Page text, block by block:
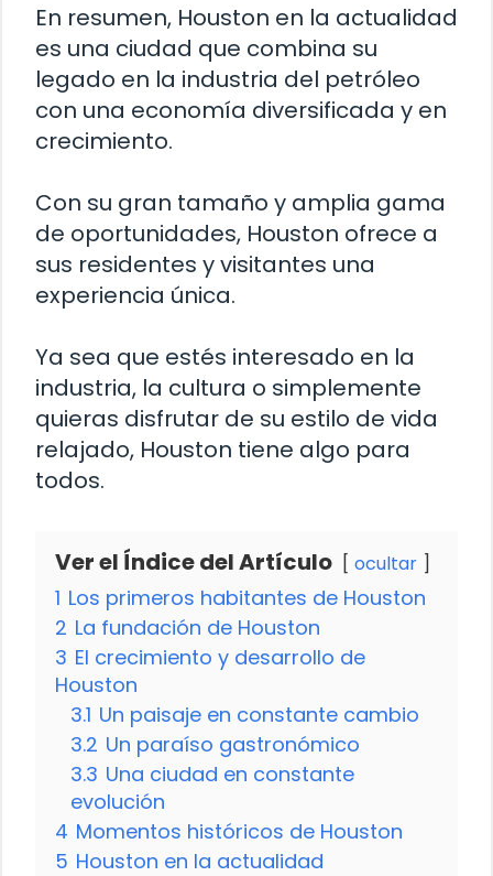
En resumen, Houston en la actualidad
es una ciudad que combina su
legado en la industria del petróleo
con una economía diversificada y en
crecimiento.
Con su gran tamaño y amplia gama
de oportunidades, Houston ofrece a
sus residentes y visitantes una
experiencia única.
Ya sea que estés interesado en la
industria, la cultura o simplemente
quieras disfrutar de su estilo de vida
relajado, Houston tiene algo para
todos.
Ver el Índice del Artículo ocultar
1 Los primeros habitantes de Houston
2 La fundación de Houston
3 El crecimiento y desarrollo de
Houston
3.1 Un paisaje en constante cambio
3.2 Un paraíso gastronómico
3.3 Una ciudad en constante
evolución
4 Momentos históricos de Houston
5 Houston en la actualidad